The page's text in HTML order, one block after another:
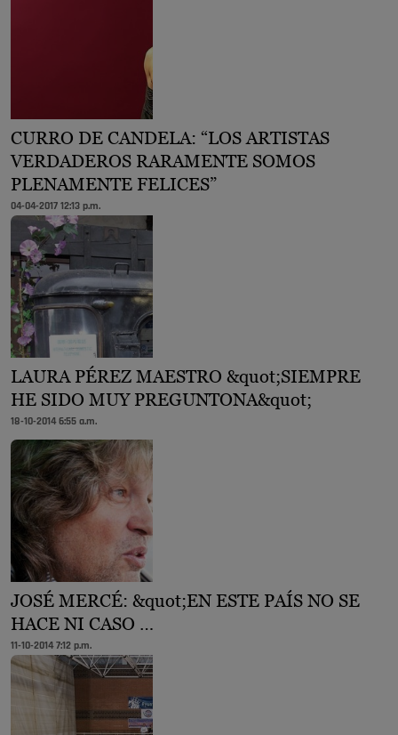
CURRO DE CANDELA: “LOS ARTISTAS
VERDADEROS RARAMENTE SOMOS
PLENAMENTE FELICES”
04-04-2017 12:13 p.m.
LAURA PÉREZ MAESTRO &quot;SIEMPRE
HE SIDO MUY PREGUNTONA&quot;
18-10-2014 6:55 a.m.
JOSÉ MERCÉ: &quot;EN ESTE PAÍS NO SE
HACE NI CASO …
11-10-2014 7:12 p.m.